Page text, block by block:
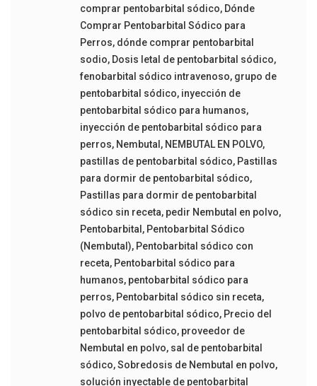
comprar pentobarbital sódico, Dónde
Comprar Pentobarbital Sódico para
Perros, dónde comprar pentobarbital
sodio, Dosis letal de pentobarbital sódico,
fenobarbital sódico intravenoso, grupo de
pentobarbital sódico, inyección de
pentobarbital sódico para humanos,
inyección de pentobarbital sódico para
perros, Nembutal , NEMBUTAL EN POLVO,
pastillas de pentobarbital sódico, Pastillas
para dormir de pentobarbital sódico,
Pastillas para dormir de pentobarbital
sódico sin receta, pedir Nembutal en polvo,
Pentobarbital , Pentobarbital Sódico
(Nembutal), Pentobarbital sódico con
receta, Pentobarbital sódico para
humanos, pentobarbital sódico para
perros, Pentobarbital sódico sin receta,
polvo de pentobarbital sódico, Precio del
pentobarbital sódico, proveedor de
Nembutal en polvo, sal de pentobarbital
sódico,Sobredosis de Nembutal en polvo,
solución inyectable de pentobarbital